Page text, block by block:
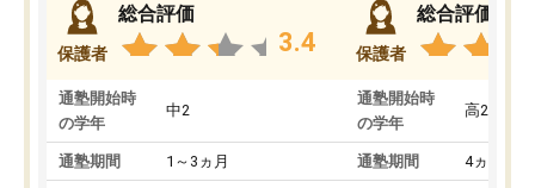
保護者
総合評価
3.4
通塾開始時
の学年
中2
通塾期間 1～3ヵ月
保護者
総合評価
通塾開始時
の学年
高2
通塾期間 4ヵ月～1